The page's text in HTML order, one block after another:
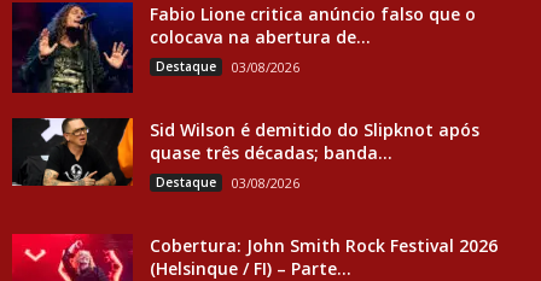
Fabio Lione critica anúncio falso que o
colocava na abertura de...
Destaque 03/08/2026
Sid Wilson é demitido do Slipknot após
quase três décadas; banda...
Destaque 03/08/2026
Cobertura: John Smith Rock Festival 2026
(Helsinque / FI) – Parte...